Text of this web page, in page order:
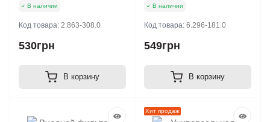
В наличии
Код товара: 2.863-308.0
530грн
В корзину
В наличии
Код товара: 6.296-181.0
549грн
В корзину
Хит продаж